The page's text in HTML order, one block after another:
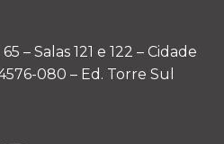
– Salas 121 e 122 – Cidade
080 – Ed. Torre Sul